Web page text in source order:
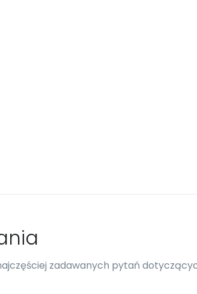
zadawanych pytań